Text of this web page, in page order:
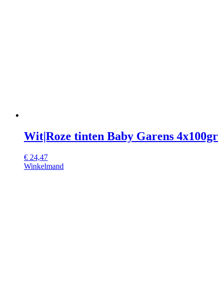
Wit|Roze tinten Baby Garens 4x100gr
€ 24,47
Winkelmand